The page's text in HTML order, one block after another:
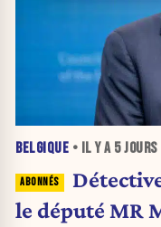
BELGIQUE • IL Y A 5 JOURS
le député MR